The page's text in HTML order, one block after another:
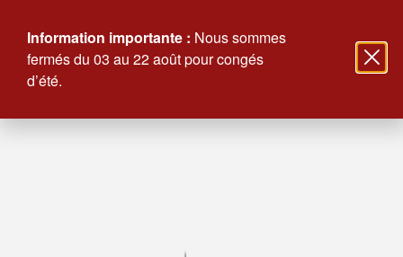
Information importante : Nous sommes
fermés du 03 au 22 août pour congés
d’été.